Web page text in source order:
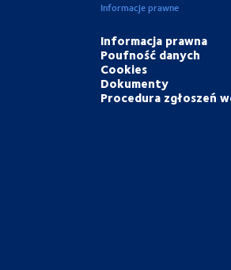
Informacje prawne
Informacja prawna
Poufność danych
Cookies
Dokumenty
Procedura zgłoszeń